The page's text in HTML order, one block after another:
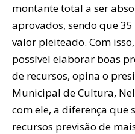
montante total a ser
aprovados, sendo que
valor pleiteado. Com
possível elaborar boas
de recursos, opina o
Municipal de Cultura,
com ele, a diferença que
recursos previsão de